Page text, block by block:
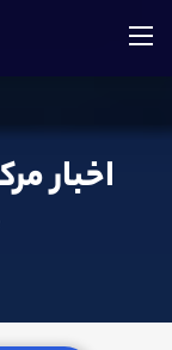
اخبار